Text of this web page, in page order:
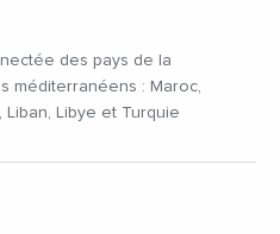
des pays de la
méditerranéens : Maroc,
Liban, Libye et Turquie